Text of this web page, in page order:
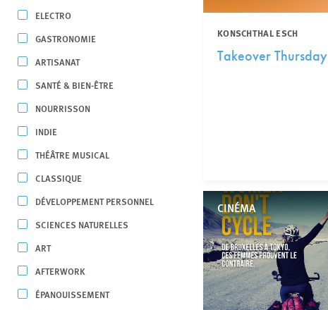
ELECTRO
GASTRONOMIE
ARTISANAT
SANTÉ & BIEN-ÊTRE
NOURRISSON
INDIE
THÉÂTRE MUSICAL
CLASSIQUE
DÉVELOPPEMENT PERSONNEL
SCIENCES NATURELLES
ART
AFTERWORK
ÉPANOUISSEMENT
KONSCHTHAL ESCH
Takeover
CINÉMA